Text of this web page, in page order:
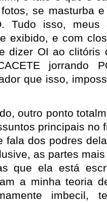
se masturba
Tudo isso, meus
exibido, e com
dizer OI ao
jorrando
que isso,
outro ponto
principais no
fala dos podres
as partes mais
que ela está
a minha teoria
imbecil,